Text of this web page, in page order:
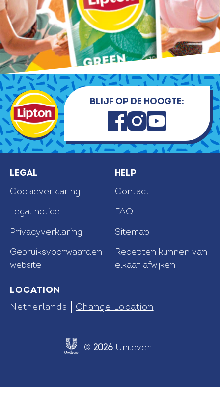
Blijf op de hoogte:
Legal
Cookieverklaring
Legal notice
Privacyverklaring
Cookie-instellingen
website
Help
Contact
FAQ
Sitemap
Recepten kunnen van
elkaar afwijken
Link opens in new tab